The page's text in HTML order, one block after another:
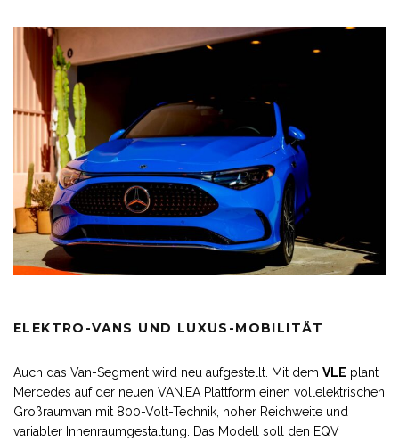
ELEKTRO-VANS UND LUXUS-MOBILITÄT
Auch das Van-Segment wird neu aufgestellt. Mit dem VLE plant
Mercedes auf der neuen VAN.EA Plattform einen vollelektrischen
Großraumvan mit 800-Volt-Technik, hoher Reichweite und
variabler Innenraumgestaltung. Das Modell soll den EQV